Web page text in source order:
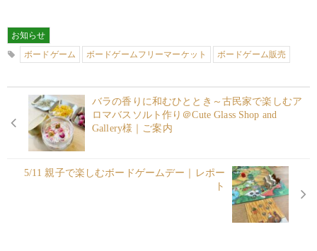
お知らせ
ボードゲーム
ボードゲームフリーマーケット ボードゲーム販売
バラの香りに和むひととき～古民家で楽しむア
ロマバスソルト作り＠Cute Glass Shop and
Gallery様｜ご案内
5/11 親子で楽しむボードゲームデー｜レポー
ト